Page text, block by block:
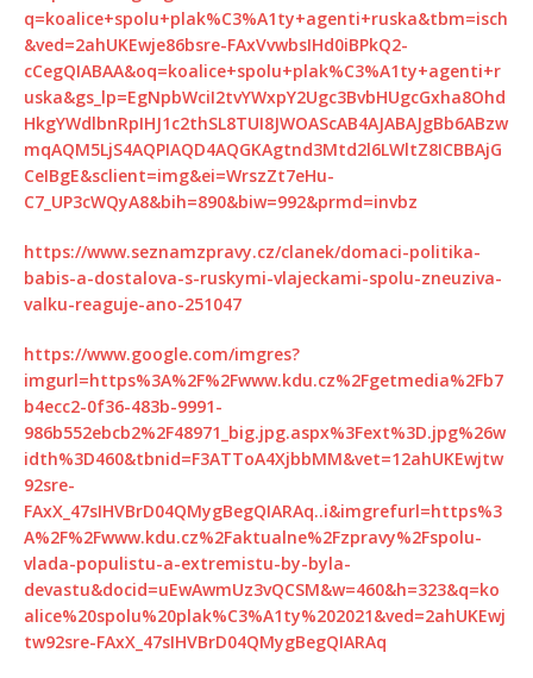
q=koalice+spolu+plak%C3%A1ty+agenti+ruska&tbm=isch
&ved=2ahUKEwje86bsre-FAxVvwbsIHd0iBPkQ2-
cCegQIABAA&oq=koalice+spolu+plak%C3%A1ty+agenti+r
uska&gs_lp=EgNpbWciI2tvYWxpY2Ugc3BvbHUgcGxha8Ohd
HkgYWdlbnRpIHJ1c2thSL8TUI8JWOAScAB4AJABAJgBb6ABzw
mqAQM5LjS4AQPIAQD4AQGKAgtnd3Mtd2l6LWltZ8ICBBAjG
CeIBgE&sclient=img&ei=WrszZt7eHu-
C7_UP3cWQyA8&bih=890&biw=992&prmd=invbz
https://www.seznamzpravy.cz/clanek/domaci-politika-
babis-a-dostalova-s-ruskymi-vlajeckami-spolu-zneuziva-
valku-reaguje-ano-251047
https://www.google.com/imgres?
imgurl=https%3A%2F%2Fwww.kdu.cz%2Fgetmedia%2Fb7
b4ecc2-0f36-483b-9991-
986b552ebcb2%2F48971_big.jpg.aspx%3Fext%3D.jpg%26w
idth%3D460&tbnid=F3ATToA4XjbbMM&vet=12ahUKEwjtw
92sre-
FAxX_47sIHVBrD04QMygBegQIARAq..i&imgrefurl=https%3
A%2F%2Fwww.kdu.cz%2Faktualne%2Fzpravy%2Fspolu-
vlada-populistu-a-extremistu-by-byla-
devastu&docid=uEwAwmUz3vQCSM&w=460&h=323&q=ko
alice%20spolu%20plak%C3%A1ty%202021&ved=2ahUKEwj
tw92sre-FAxX_47sIHVBrD04QMygBegQIARAq